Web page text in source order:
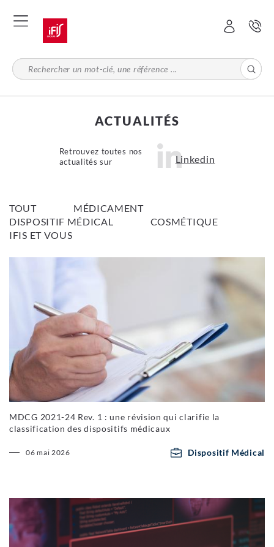
au
principal
ACTUALITÉS
Retrouvez toutes nos
actualités sur
Linkedin
TOUT
MÉDICAMENT
DISPOSITIF MÉDICAL
COSMÉTIQUE
IFIS ET VOUS
MDCG 2021-24 Rev. 1 : une révision qui clarifie la
classification des dispositifs médicaux
06 mai 2026 Dispositif Médical